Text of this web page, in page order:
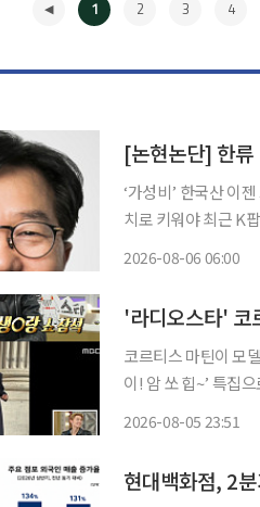
1 2 3 4
[논현논단] 한류
‘가성비’ 한국산 이
치로 키워야 최근 K팝, K드라마 같은 문화 콘텐츠부터 반도체, 조선, 방산, 화장품 등 제조업
2026-08-06 06:00
코르티스 마틴이 모델핏 몸매를 뽐냈다. 5일 방
이! 암 쏘 힙~’ 특집
2026-08-05 23:51
현대백화점, 2